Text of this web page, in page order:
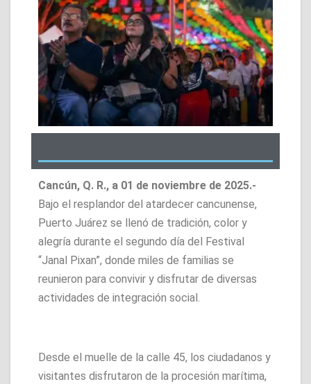
Cancún, Q. R., a 01 de noviembre de 2025.-
Bajo el resplandor del atardecer cancunense,
Puerto Juárez se llenó de tradición, color y
alegría durante el segundo día del Festival
“Janal Pixan”, donde miles de familias se
reunieron para convivir y disfrutar de diversas
actividades de integración social.
Desde el muelle de la calle 45, los ciudadanos y
visitantes disfrutaron de la procesión marítima,